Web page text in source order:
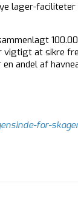
lager-
vigtigt at sikre
andel af
for-